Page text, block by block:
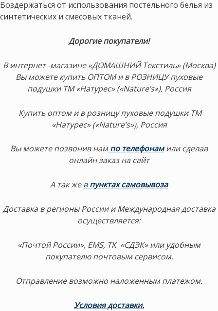
Воздержаться от использования постельного белья из
синтетических и смесовых тканей.
Дорогие покупатели!
В интернет -магазине «ДОМАШНИЙ Текстиль» (Москва)
Вы можете купить ОПТОМ и в РОЗНИЦУ пуховые
подушки ТМ «Натурес» («Nature’s»), Россия
Купить оптом и в розницу пуховые подушки ТМ
«Натурес» («Nature’s»), Россия
Вы можете позвонив нам по телефонам или сделав
онлайн заказ на сайт
А так жев пунктах самовывоза
Доставка в регионы России и Международная доставка
осуществляется:
«Почтой России», EMS, ТК «СДЭК» или удобным
покупателю почтовым сервисом.
Отправление возможно наложенным платежом.
Условия доставки.